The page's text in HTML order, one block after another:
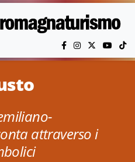
attraverso i